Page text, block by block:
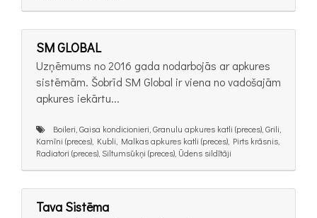
SM GLOBAL
Uzņēmums no 2016 gada nodarbojās ar apkures
sistēmām. Šobrīd SM Global ir viena no vadošajām
apkures iekārtu...
Boileri, Gaisa kondicionieri, Granulu apkures katli (preces), Grili,
Kamīni (preces), Kubli, Malkas apkures katli (preces), Pirts krāsnis,
Radiatori (preces), Siltumsūkņi (preces), Ūdens sildītāji
Tava Sistēma